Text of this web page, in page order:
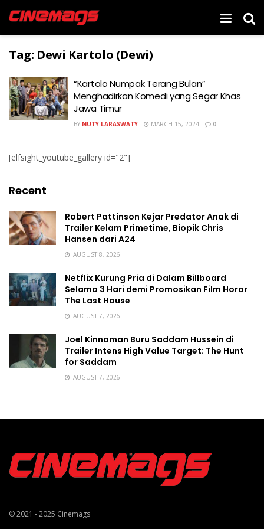
Tag: Dewi Kartolo (Dewi)
“Kartolo Numpak Terang Bulan”
Menghadirkan Komedi yang Segar Khas
Jawa Timur
BY NUTY LARASWATY MARCH 15, 2024 0
[elfsight_youtube_gallery id="2"]
Recent
Robert Pattinson Kejar Predator Anak di
Trailer Kelam Primetime, Biopik Chris
Hansen dari A24
AUGUST 8, 2026
Netflix Kurung Pria di Dalam Billboard
Selama 3 Hari demi Promosikan Film Horor
The Last House
AUGUST 7, 2026
Joel Kinnaman Buru Saddam Hussein di
Trailer Intens High Value Target: The Hunt
for Saddam
AUGUST 7, 2026
© 2021 - 2025 Cinemags